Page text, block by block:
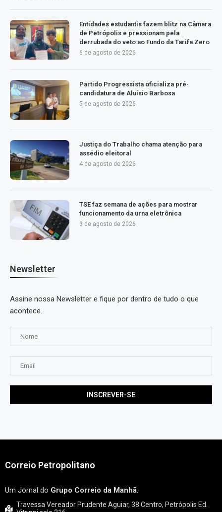
Entidades estudantis fazem blitz na Câmara
de Petrópolis e pressionam pela
derrubada do veto ao Fundo da Tarifa Zero
6 de agosto de 2026
Partido Progressista oficializa pré-
candidatura de Aluísio Barbosa
5 de agosto de 2026
Justiça do Trabalho chama atenção para
assédio eleitoral
4 de agosto de 2026
TSE faz semana de ações para mostrar
funcionamento da urna eletrônica
3 de agosto de 2026
Newsletter
Assine nossa Newsletter e fique por dentro de tudo o que
acontece.
Correio Petropolitano
Um Jornal do Grupo Correio da Manhã.
Travessa Vereador Prudente Aguiar, 38 Centro, Petrópolis Ed.